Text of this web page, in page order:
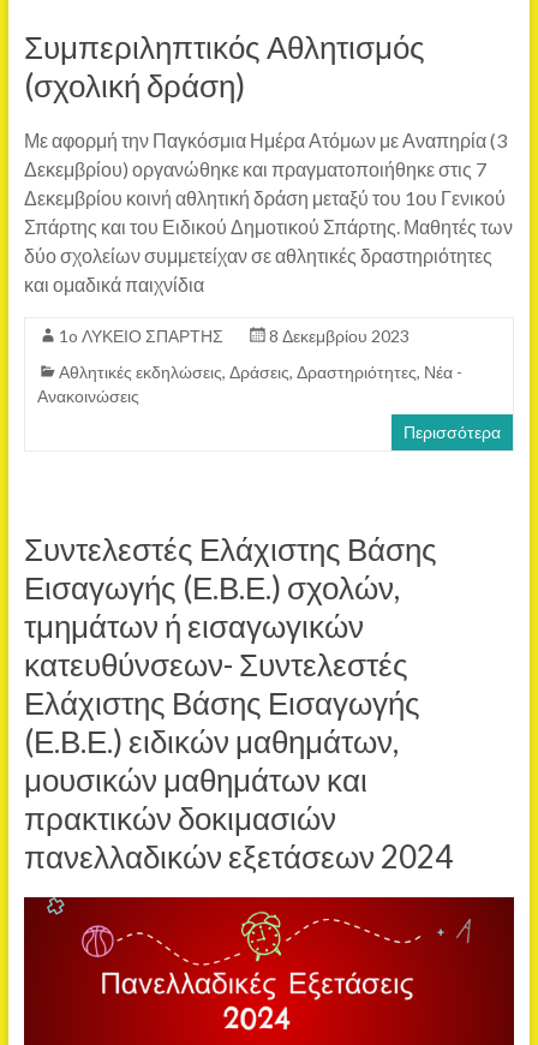
Συμπεριληπτικός Αθλητισμός
(σχολική δράση)
Με αφορμή την Παγκόσμια Ημέρα Ατόμων με Αναπηρία (3
Δεκεμβρίου) οργανώθηκε και πραγματοποιήθηκε στις 7
Δεκεμβρίου κοινή αθλητική δράση μεταξύ του 1ου Γενικού
Σπάρτης και του Ειδικού Δημοτικού Σπάρτης. Μαθητές των
δύο σχολείων συμμετείχαν σε αθλητικές δραστηριότητες
και ομαδικά παιχνίδια
1o ΛΥΚΕΙΟ ΣΠΑΡΤΗΣ
8 Δεκεμβρίου 2023
Αθλητικές εκδηλώσεις, Δράσεις, Δραστηριότητες, Νέα -
Ανακοινώσεις
Περισσότερα
Συντελεστές Ελάχιστης Βάσης
Εισαγωγής (Ε.Β.Ε.) σχολών,
τμημάτων ή εισαγωγικών
κατευθύνσεων- Συντελεστές
Ελάχιστης Βάσης Εισαγωγής
(Ε.Β.Ε.) ειδικών μαθημάτων,
μουσικών μαθημάτων και
πρακτικών δοκιμασιών
πανελλαδικών εξετάσεων 2024